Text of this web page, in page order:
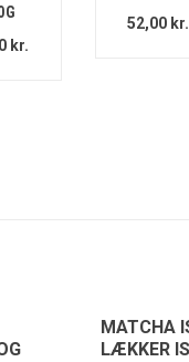
kr.
52,00 kr.
MATCHA
LÆKKER